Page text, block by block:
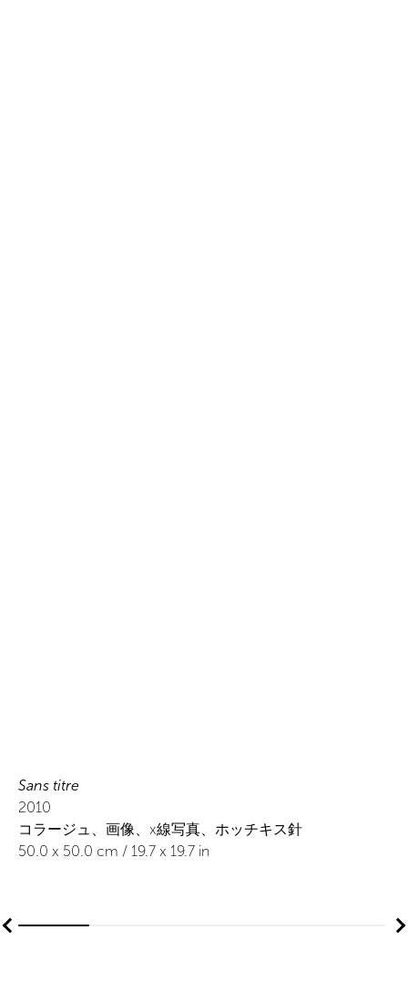
Sans titre
2010
コラージュ、画像、x線写真、ホッチキス針
50.0 x 50.0 cm / 19.7 x 19.7 in